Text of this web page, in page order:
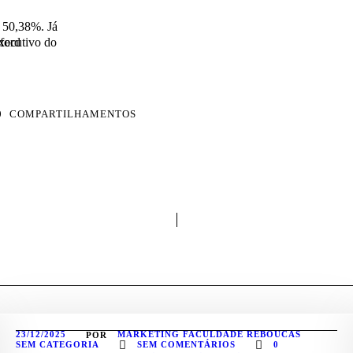
Já
do
COMPARTILHAMENTOS
23/12/2025 POR
MARKETING FACULDADE REBOUCAS
SEM CATEGORIA
SEM COMENTÁRIOS 0